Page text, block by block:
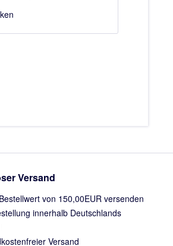
"Finish Foam" Weiß
Versand
von 150,00EUR versenden
innerhalb Deutschlands